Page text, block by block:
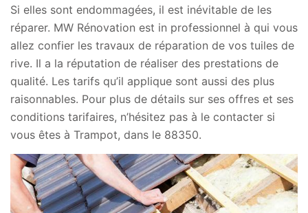
Si elles sont endommagées, il est inévitable de les
réparer. MW Rénovation est in professionnel à qui vous
allez confier les travaux de réparation de vos tuiles de
rive. Il a la réputation de réaliser des prestations de
qualité. Les tarifs qu’il applique sont aussi des plus
raisonnables. Pour plus de détails sur ses offres et ses
conditions tarifaires, n’hésitez pas à le contacter si
vous êtes à Trampot, dans le 88350.